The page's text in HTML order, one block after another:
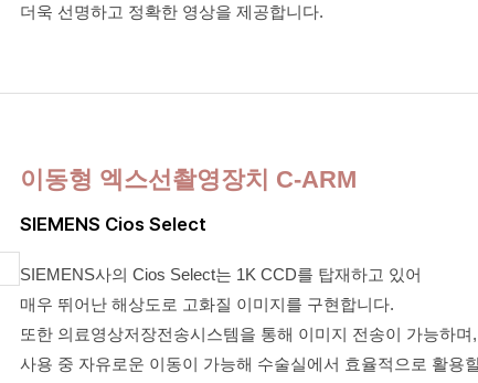
더욱 선명하고 정확한 영상을 제공합니다.
이동형 엑스선촬영장치 C-ARM
SIEMENS Cios Select
SIEMENS사의 Cios Select는 1K CCD를 탑재하고 있어
매우 뛰어난 해상도로 고화질 이미지를 구현합니다.
또한 의료영상저장전송시스템을 통해 이미지 전송이 가능하며,
사용 중 자유로운 이동이 가능해 수술실에서 효율적으로 활용